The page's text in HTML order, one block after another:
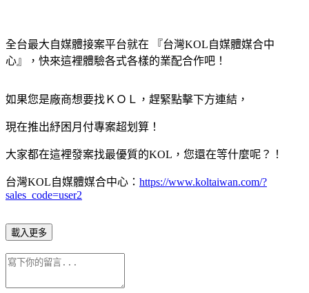
全台最大自媒體接案平台就在 『台灣KOL自媒體媒合中
心』，快來這裡體驗各式各樣的業配合作吧！
如果您是廠商想要找ＫＯＬ，趕緊點擊下方連結，
現在推出紓困月付專案超划算！
大家都在這裡發案找最優質的KOL，您還在等什麼呢？！
台灣KOL自媒體媒合中心： https://www.koltaiwan.com/?
sales_code=user2
載入更多